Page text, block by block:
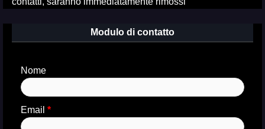
Modulo di contatto
Nome
Email *